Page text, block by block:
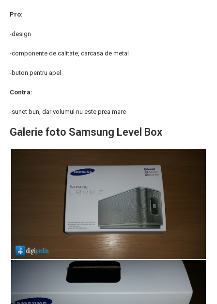
Pro:
-design
-componente de calitate, carcasa de metal
-buton pentru apel
Contra:
-sunet bun, dar volumul nu este prea mare
Galerie foto Samsung Level Box